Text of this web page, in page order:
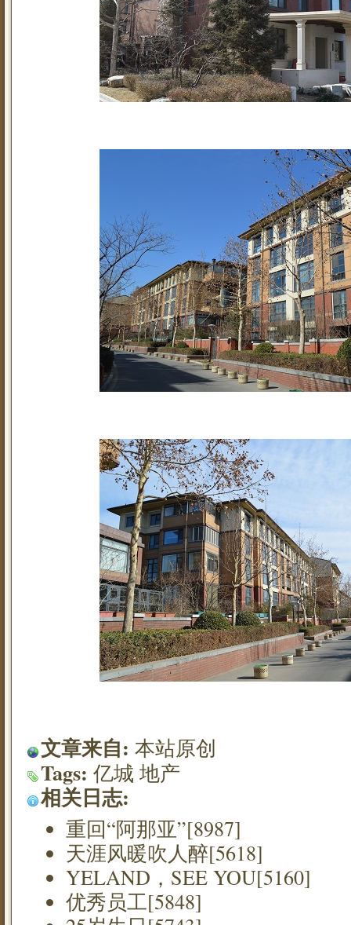
文章来自: 本站原创
Tags: 亿城 地产
相关日志:
重回“阿那亚”[8987]
天涯风暖吹人醉[5618]
YELAND，SEE YOU[5160]
优秀员工[5848]